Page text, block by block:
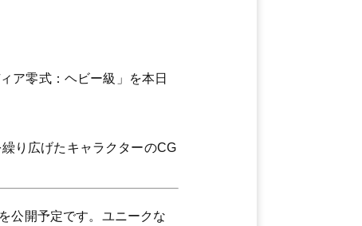
ア零式：ヘビー級」を本日
り広げたキャラクターのCG
公開予定です。ユニークな